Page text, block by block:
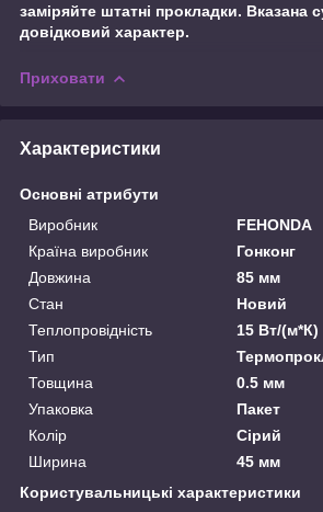
заміряйте штатні прокладки. Вказана
довідковий характер.
Приховати
Характеристики
Основні атрибути
Виробник
FEHONDA
Країна виробник
Гонконг
Довжина
85 мм
Стан
Новий
Теплопровідність
15 Вт/(м*К)
Тип
Товщина
0.5 мм
Упаковка
Пакет
Колір
Сірий
Ширина
45 мм
Користувальницькі характеристики